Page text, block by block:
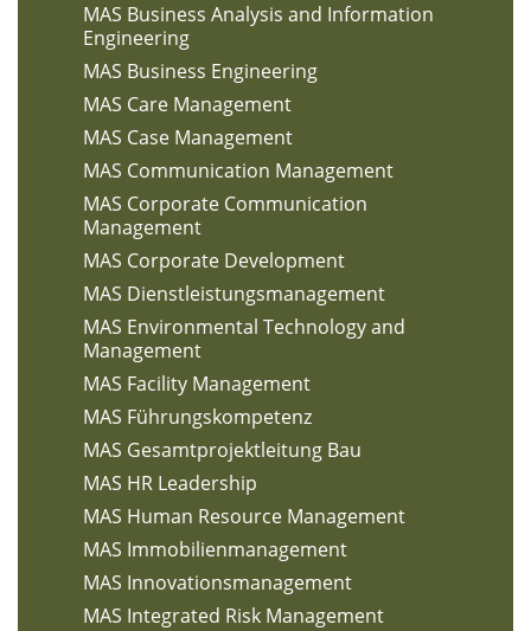
MAS Business Analysis and Information
Engineering
MAS Business Engineering
MAS Care Management
MAS Case Management
MAS Communication Management
MAS Corporate Communication
Management
MAS Corporate Development
MAS Dienstleistungsmanagement
MAS Environmental Technology and
Management
MAS Facility Management
MAS Führungskompetenz
MAS Gesamtprojektleitung Bau
MAS HR Leadership
MAS Human Resource Management
MAS Immobilienmanagement
MAS Innovationsmanagement
MAS Integrated Risk Management